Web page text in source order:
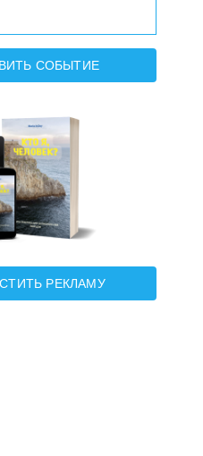
СОБЫТИЕ
РЕКЛАМУ